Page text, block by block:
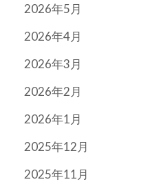
2026年5月
2026年4月
2026年3月
2026年2月
2026年1月
2025年12月
2025年11月